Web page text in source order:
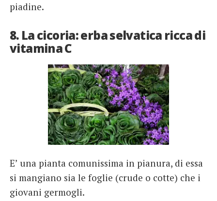
piadine.
8. La cicoria: erba selvatica ricca di
vitamina C
E’ una pianta comunissima in pianura, di essa
si mangiano sia le foglie (crude o cotte) che i
giovani germogli.